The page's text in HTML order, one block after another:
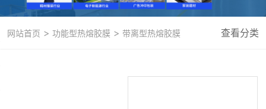
网站首页 > 功能型热熔胶膜 > 带离型热熔胶膜 查看分类